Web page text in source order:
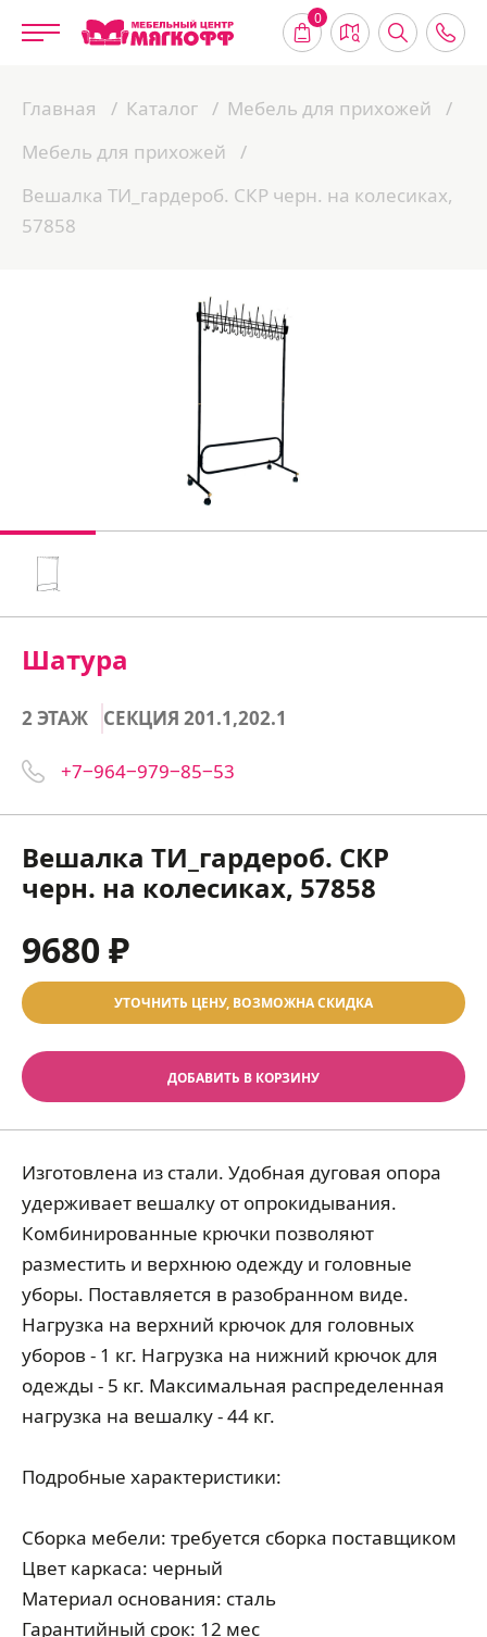
0
Главная Каталог
Мебель для прихожей
Мебель для прихожей
Вешалка ТИ_гардероб. СКР черн. на колесиках,
57858
Шатура
2 ЭТАЖ СЕКЦИЯ 201.1,202.1
+7‒964‒979‒85‒53
Вешалка ТИ_гардероб. СКР
черн. на колесиках, 57858
9680 ₽
УТОЧНИТЬ ЦЕНУ, ВОЗМОЖНА СКИДКА
ДОБАВИТЬ В КОРЗИНУ
Изготовлена из стали. Удобная дуговая опора
удерживает вешалку от опрокидывания.
Комбинированные крючки позволяют
разместить и верхнюю одежду и головные
уборы. Поставляется в разобранном виде.
Нагрузка на верхний крючок для головных
уборов - 1 кг. Нагрузка на нижний крючок для
одежды - 5 кг. Максимальная распределенная
нагрузка на вешалку - 44 кг.
Подробные характеристики:
Сборка мебели: требуется сборка поставщиком
Цвет каркаса: черный
Материал основания: сталь
Гарантийный срок: 12 мес